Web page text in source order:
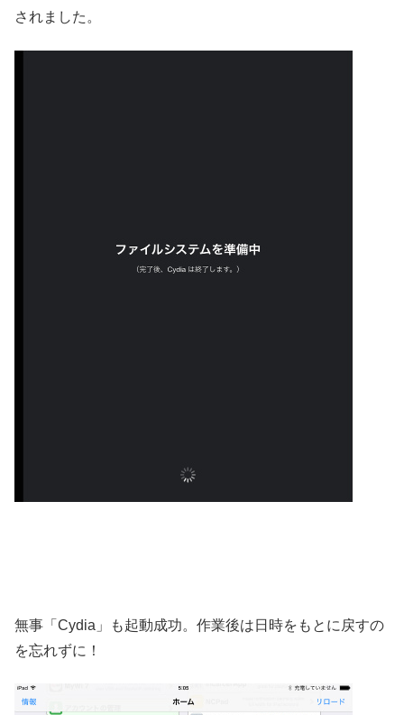
されました。
無事「Cydia」も起動成功。作業後は日時をもとに戻すの
を忘れずに！